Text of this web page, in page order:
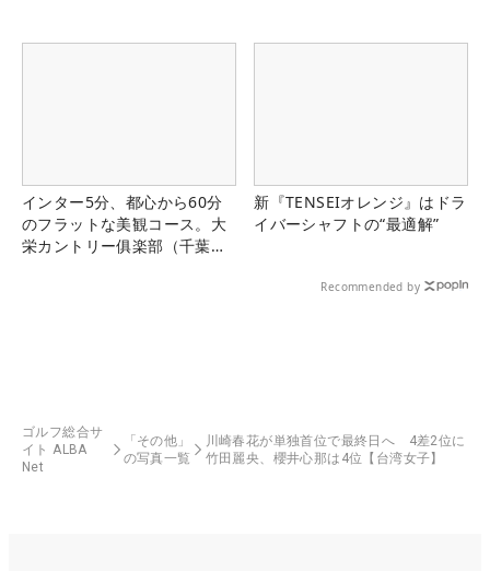
インター5分、都心から60分
のフラットな美観コース。大
栄カントリー俱楽部（千葉
新『TENSEIオレンジ』はドラ
イバーシャフトの“最適解”
Recommended by
ゴルフ総合サ
イト ALBA
Net
「その他」
の写真一覧
川崎春花が単独首位で最終日へ 4差2位に
竹田麗央、櫻井心那は4位【台湾女子】